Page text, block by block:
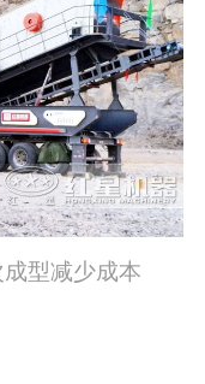
型减少成本